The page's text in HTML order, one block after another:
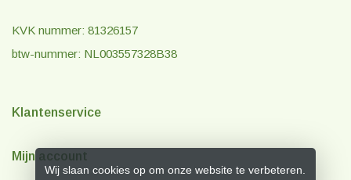
KVK nummer: 81326157
btw-nummer: NL003557328B38
Klantenservice
Mijn account
Wij slaan cookies op om onze website te verbeteren.